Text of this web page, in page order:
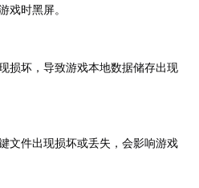
戏时黑屏。
损坏，导致游戏本地数据储存出现
文件出现损坏或丢失，会影响游戏